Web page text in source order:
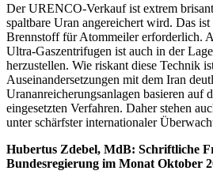
Der URENCO-Verkauf ist extrem
spaltbare Uran angereichert wird. Das
Brennstoff für Atommeiler erforderlich.
Ultra-Gaszentrifugen ist auch in der
herzustellen. Wie riskant diese Technik
Auseinandersetzungen mit dem Iran
Urananreicherungsanlagen basieren auf
eingesetzten Verfahren. Daher stehen
unter schärfster internationaler
Hubertus Zdebel, MdB: Schriftliche
Bundesregierung im Monat Oktober